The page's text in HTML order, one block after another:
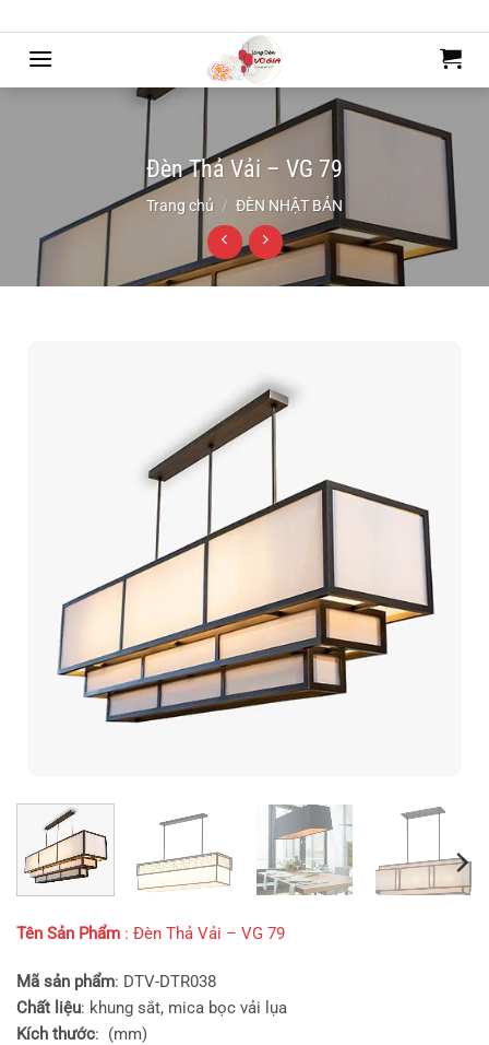
qua
dung
Đèn Thả Vải – VG 79
Trang chủ / ĐÈN NHẬT BẢN
Tên Sản Phẩm : Đèn Thả Vải – VG 79
Mã sản phẩm: DTV-DTR038
Chất liệu: khung sắt, mica bọc vải lụa
Kích thước: (mm)